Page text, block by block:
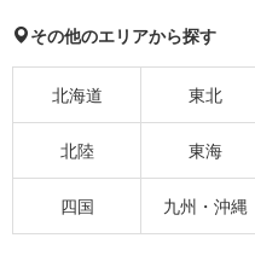
その他のエリアから探す
北海道 東北
北陸 東海
四国 九州・沖縄